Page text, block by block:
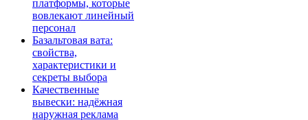
платформы, которые
вовлекают линейный
персонал
Базальтовая вата:
свойства,
характеристики и
секреты выбора
Качественные
вывески: надёжная
наружная реклама